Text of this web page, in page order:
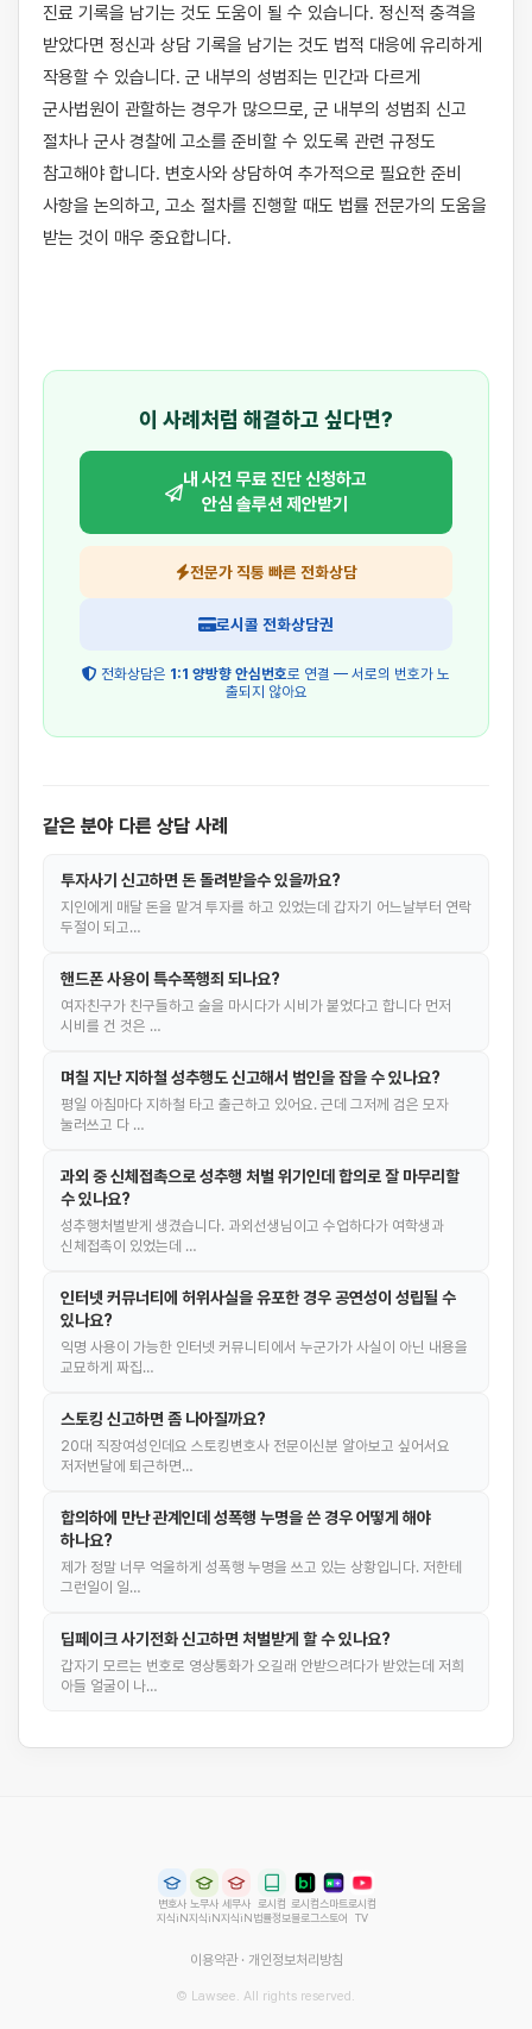
진료 기록을 남기는 것도 도움이 될 수 있습니다. 정신적 충격을
받았다면 정신과 상담 기록을 남기는 것도 법적 대응에 유리하게
작용할 수 있습니다. 군 내부의 성범죄는 민간과 다르게
군사법원이 관할하는 경우가 많으므로, 군 내부의 성범죄 신고
절차나 군사 경찰에 고소를 준비할 수 있도록 관련 규정도
참고해야 합니다. 변호사와 상담하여 추가적으로 필요한 준비
사항을 논의하고, 고소 절차를 진행할 때도 법률 전문가의 도움을
받는 것이 매우 중요합니다.
이 사례처럼 해결하고 싶다면?
내 사건 무료 진단 신청하고
안심 솔루션 제안받기
전문가 직통 빠른 전화상담
로시콜 전화상담권
전화상담은 1:1 양방향 안심번호로 연결 — 서로의 번호가 노
출되지 않아요
같은 분야 다른 상담 사례
투자사기 신고하면 돈 돌려받을수 있을까요?
지인에게 매달 돈을 맡겨 투자를 하고 있었는데 갑자기 어느날부터 연락
두절이 되고…
핸드폰 사용이 특수폭행죄 되나요?
여자친구가 친구들하고 술을 마시다가 시비가 붙었다고 합니다 먼저
시비를 건 것은 …
며칠 지난 지하철 성추행도 신고해서 범인을 잡을 수 있나요?
평일 아침마다 지하철 타고 출근하고 있어요. 근데 그저께 검은 모자
눌러쓰고 다 …
과외 중 신체접촉으로 성추행 처벌 위기인데 합의로 잘 마무리할
수 있나요?
성추행처벌받게 생겼습니다. 과외선생님이고 수업하다가 여학생과
신체접촉이 있었는데 …
인터넷 커뮤너티에 허위사실을 유포한 경우 공연성이 성립될 수
있나요?
익명 사용이 가능한 인터넷 커뮤니티에서 누군가가 사실이 아닌 내용을
교묘하게 짜집…
스토킹 신고하면 좀 나아질까요?
20대 직장여성인데요 스토킹변호사 전문이신분 알아보고 싶어서요
저저번달에 퇴근하면…
합의하에 만난 관계인데 성폭행 누명을 쓴 경우 어떻게 해야
하나요?
제가 정말 너무 억울하게 성폭행 누명을 쓰고 있는 상황입니다. 저한테
그런일이 일…
딥페이크 사기전화 신고하면 처벌받게 할 수 있나요?
갑자기 모르는 번호로 영상통화가 오길래 안받으려다가 받았는데 저희
아들 얼굴이 나…
변호사
지식iN
노무사
지식iN
세무사
지식iN
로시컴
법률정보
로시컴
블로그
스마트
스토어
로시컴
TV
이용약관· 개인정보처리방침
© Lawsee. All rights reserved.